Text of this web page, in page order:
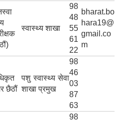
स्वास्थ्य शाखा
98
48
55
61
22
bharat.bo
hara19@
gmail.co
m
छैठौं
पशु स्वास्थ्य सेवा
शाखा प्रमुख
98
46
03
87
63
98